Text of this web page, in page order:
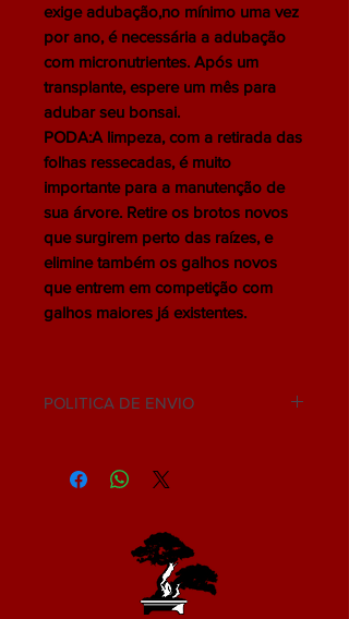
exige adubação,no mínimo uma vez
por ano, é necessária a adubação
com micronutrientes. Após um
transplante, espere um mês para
adubar seu bonsai.
PODA:A limpeza, com a retirada das
folhas ressecadas, é muito
importante para a manutenção de
sua árvore. Retire os brotos novos
que surgirem perto das raízes, e
elimine também os galhos novos
que entrem em competição com
galhos maiores já existentes.
POLITICA DE ENVIO